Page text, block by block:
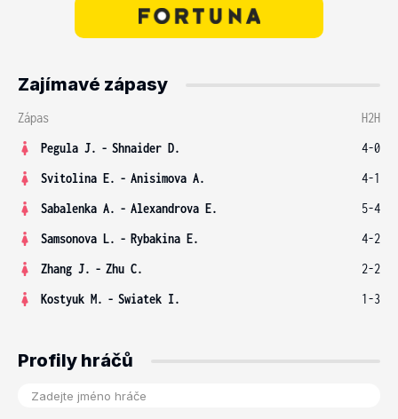
Zajímavé zápasy
Zápas
H2H
Pegula J. - Shnaider D.
4-0
Svitolina E. - Anisimova A.
4-1
Sabalenka A. - Alexandrova E.
5-4
Samsonova L. - Rybakina E.
4-2
Zhang J. - Zhu C.
2-2
Kostyuk M. - Swiatek I. 1-3
Profily hráčů